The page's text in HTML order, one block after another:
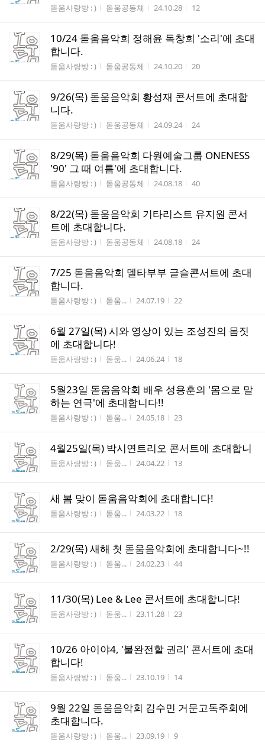
게시판명
돋움사랑방 : ) 작성자
돋움공동체 작성시간
24.10.28 조회수
12
10/24 돋움음악회 정해윤 독창회 '소리'에 초대
합니다.
게시판명
돋움사랑방 : ) 작성자
돋움공동체 작성시간
24.10.20 조회수
20
9/26(목) 돋움음악회 황성재 콘서트에 초대합
니다.
게시판명
돋움사랑방 : ) 작성자
돋움공동체 작성시간
24.09.24 조회수
24
8/29(목) 돋움음악회 다원예술그룹 ONENESS
'90' 그 때 여름'에 초대합니다.
게시판명
돋움사랑방 : ) 작성자
돋움공동체 작성시간
24.08.18 조회수
40
8/22(목) 돋움음악회 기타리스트 유지원 콘서
트에 초대합니다.
게시판명
돋움사랑방 : ) 작성자
돋움공동체 작성시간
24.08.18 조회수
24
7/25 돋움음악회 멜타부부 글슬콘서트에 초대
합니다.
게시판명
돋움사랑방 : ) 작성자
돋움... 작성시간
24.07.19 조회수
22
6월 27일(목) 시와 영상이 있는 조성진의 몸짓
에 초대합니다!
게시판명
돋움사랑방 : ) 작성자
돋움... 작성시간
24.06.24 조회수
18
5월23일 돋움음악회 배우 성용훈의 '몸으로 말
하는 연극'에 초대합니다!!
게시판명
돋움사랑방 : ) 작성자
돋움... 작성시간
24.05.18 조회수
23
4월25일(목) 박시연트리오 콘서트에 초대합니
게시판명
돋움사랑방 : ) 작성자
돋움... 작성시간
24.04.22 조회수
13
새 봄 맞이 돋움음악회에 초대합니다!
게시판명
돋움사랑방 : ) 작성자
돋움... 작성시간
24.03.22 조회수
18
2/29(목) 새해 첫 돋움음악회에 초대합니다~!!
게시판명
돋움사랑방 : ) 작성자
돋움... 작성시간
24.02.23 조회수
44
11/30(목) Lee & Lee 콘서트에 초대합니다!
게시판명
돋움사랑방 : ) 작성자
돋움... 작성시간
23.11.28 조회수
23
10/26 아이야4, '불완전할 권리' 콘서트에 초대
합니다!
게시판명
돋움사랑방 : ) 작성자
돋움... 작성시간
23.10.19 조회수
14
9월 22일 돋움음악회 김수민 거문고독주회에
초대합니다.
게시판명
돋움사랑방 : ) 작성자
돋움... 작성시간
23.09.19 조회수
9